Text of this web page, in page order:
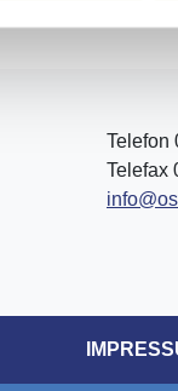
Telefon
Telefax